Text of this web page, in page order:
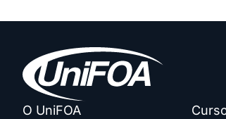
O UniFOA